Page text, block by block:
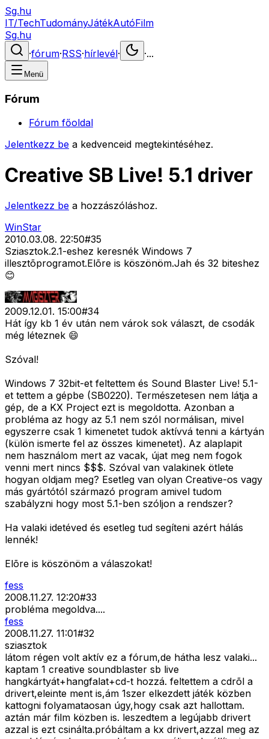
Sg.hu
IT/TechTudományJátékAutóFilm
Sg.hu
·fórum·RSS·hírlevél· ·...
Menü
Fórum
Fórum főoldal
Jelentkezz be a kedvenceid megtekintéséhez.
Creative SB Live! 5.1 driver
Jelentkezz be a hozzászóláshoz.
WinStar
2010.03.08. 22:50#35
Sziasztok.2.1-eshez keresnék Windows 7
illesztõprogramot.Elõre is köszönöm.Jah és 32 biteshez
😊
2009.12.01. 15:00#34
Hát így kb 1 év után nem várok sok választ, de csodák
még léteznek 😄
Szóval!
Windows 7 32bit-et feltettem és Sound Blaster Live! 5.1-
et tettem a gépbe (SB0220). Természetesen nem látja a
gép, de a KX Project ezt is megoldotta. Azonban a
probléma az hogy az 5.1 nem szól normálisan, mivel
egyszerre csak 1 kimenetet tudok aktívvá tenni a kártyán
(külön ismerte fel az összes kimenetet). Az alaplapit
nem használom mert az vacak, újat meg nem fogok
venni mert nincs $$$. Szóval van valakinek ötlete
hogyan oldjam meg? Esetleg van olyan Creative-os vagy
más gyártótól származó program amivel tudom
szabályzni hogy most 5.1-ben szóljon a rendszer?
Ha valaki idetéved és esetleg tud segíteni azért hálás
lennék!
Elõre is köszönöm a válaszokat!
fess
2008.11.27. 12:20#33
probléma megoldva....
fess
2008.11.27. 11:01#32
sziasztok
látom régen volt aktív ez a fórum,de hátha lesz valaki...
kaptam 1 creative soundblaster sb live
hangkártyát+hangfalat+cd-t hozzá. feltettem a cdrõl a
drivert,eleinte ment is,ám 1szer elkezdett játék közben
kattogni folyamataosan úgy,hogy csak azt hallottam.
aztán már film közben is. leszedtem a legújabb drivert
azzal is ezt csinálta.próbáltam a kx drivert,azzal meg az